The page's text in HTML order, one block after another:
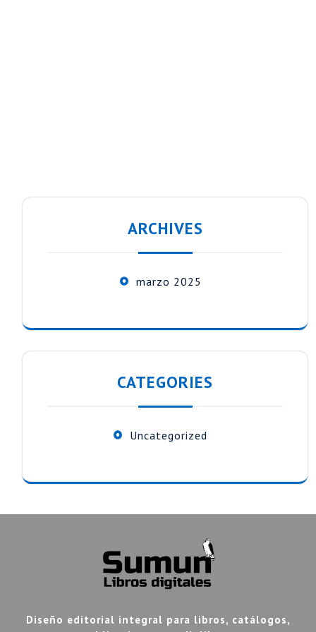
ARCHIVES
marzo 2025
CATEGORIES
Uncategorized
Diseño editorial integral para libros, catálogos,